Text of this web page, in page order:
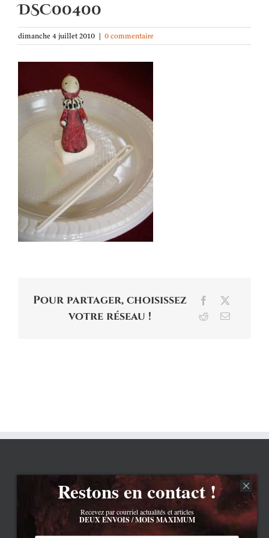
DSC00400
dimanche 4 juillet 2010 | 0 commentaire
Pour partager, choisissez
votre réseau !
Facebook
RedditEmail
Restons en contact !
Recevez par courriel actualités et articles
DEUX ENVOIS / MOIS MAXIMUM